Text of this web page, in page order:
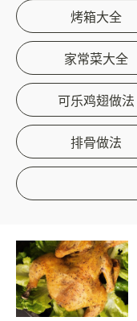
烤箱大全
家常菜大全
可乐鸡翅做法
排骨做法